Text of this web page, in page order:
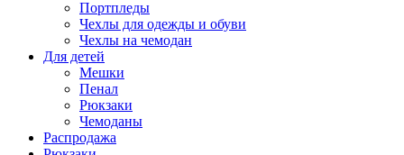
Портпледы
Чехлы для одежды и обуви
Чехлы на чемодан
Для детей
Мешки
Пенал
Рюкзаки
Чемоданы
Распродажа